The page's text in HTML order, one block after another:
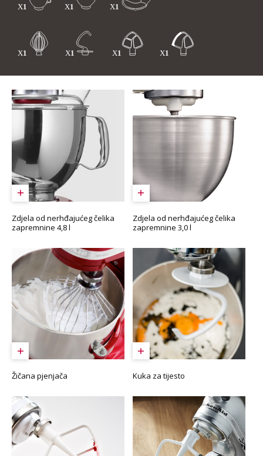
Zdjela od nerhđajućeg čelika
zapremnine 4,8 l
Zdjela od nerhđajućeg čelika
zapremnine 3,0 l
Žičana pjenjača Kuka za tijesto